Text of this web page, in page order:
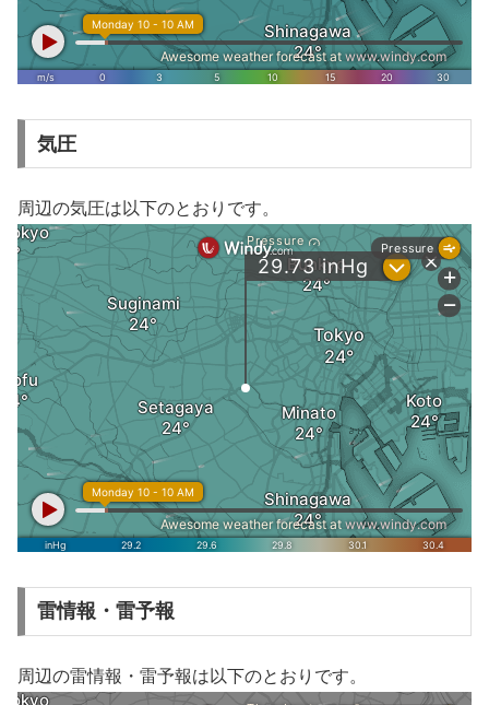
気圧
周辺の気圧は以下のとおりです。
雷情報・雷予報
周辺の雷情報・雷予報は以下のとおりです。